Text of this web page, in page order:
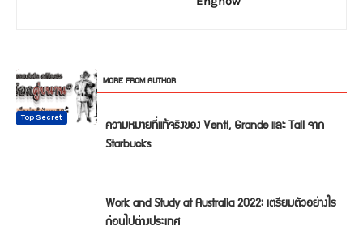
RELATED ARTICLES MORE FROM AUTHOR
Top Secret
ความหมายที่แท้จริงของ Venti, Grande และ Tall จาก
Starbucks
Cheer up
Work and Study at Australia 2022: เตรียมตัวอย่างไร
ก่อนไปต่างประเทศ
Top Secret
Top Secret
Top Secret
Top Secret